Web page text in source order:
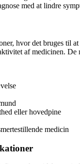
med at lindre
hvor det bruges til
af medicinen. De
eller hovedpine
medicin